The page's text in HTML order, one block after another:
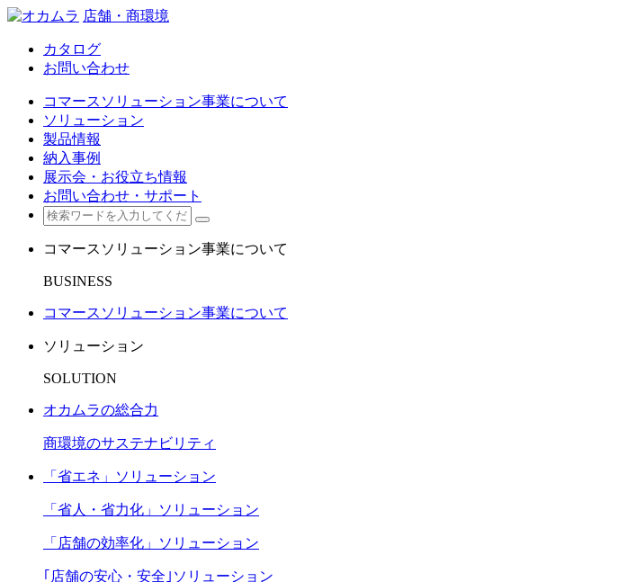
店舗・商環境
カタログ
お問い合わせ
コマースソリューション事業について
ソリューション
製品情報
納入事例
展示会・お役立ち情報
お問い合わせ・サポート
コマースソリューション事業について
BUSINESS
コマースソリューション事業について
ソリューション
SOLUTION
オカムラの総合力
商環境のサステナビリティ
「省エネ」ソリューション
「省人・省力化」ソリューション
「店舗の効率化」ソリューション
｢店舗の安心・安全｣ソリューション